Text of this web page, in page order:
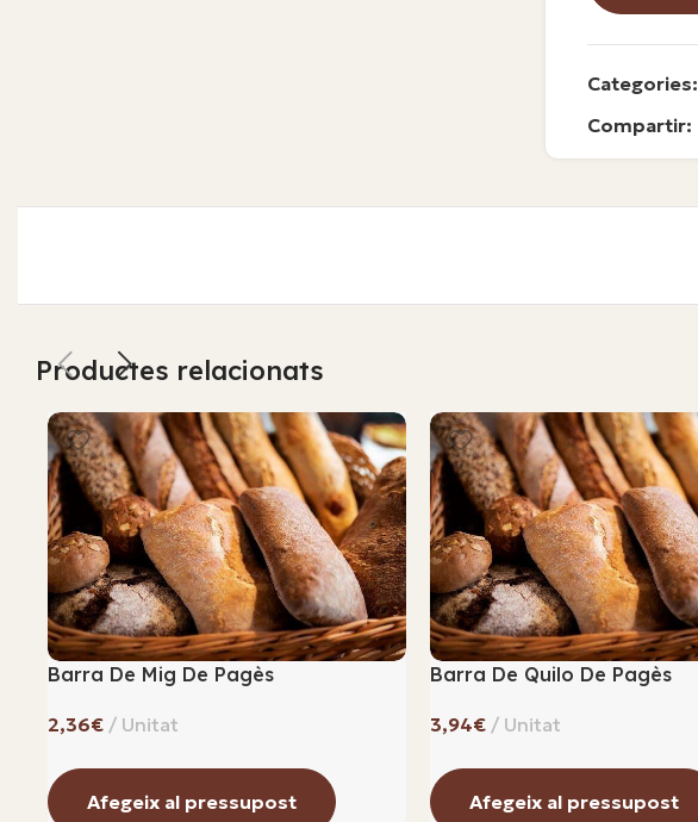
Categories:
Compartir:
Productes relacionats
Barra De Mig De Pagès
€
Afegeix al pressupost
Barra De Quilo De Pagès
€
Afegeix al pressupost